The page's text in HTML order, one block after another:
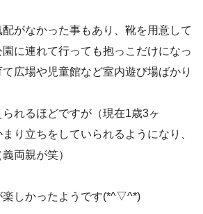
がなかった事もあり、靴を用意して
に連れて行っても抱っこだけになっ
広場や児童館など室内遊び場ばかり
れるほどですが（現在1歳3ヶ
り立ちをしていられるようになり、
両親が笑）
楽しかったようです(*^▽^*)